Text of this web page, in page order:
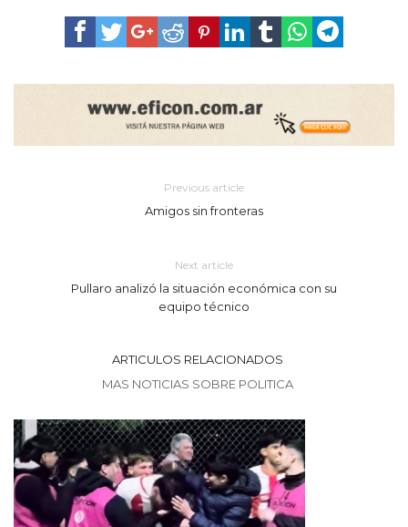
Previous article
Amigos sin fronteras
Next article
Pullaro analizó la situación económica con su
equipo técnico
ARTICULOS RELACIONADOS
MAS NOTICIAS SOBRE POLITICA